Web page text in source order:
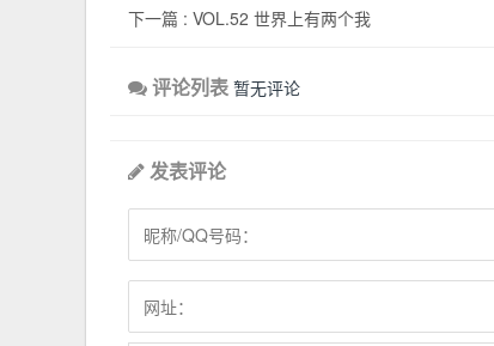
下一篇 : VOL.52 世界上有两个我
评论列表 暂无评论
发表评论